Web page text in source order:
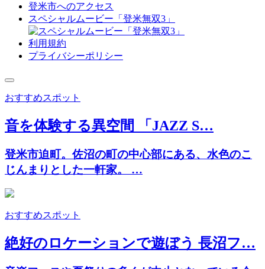
登米市へのアクセス
スペシャルムービー「登米無双3」
利用規約
プライバシーポリシー
おすすめスポット
音を体験する異空間 「JAZZ S…
登米市迫町。佐沼の町の中心部にある、水色のこ
じんまりとした一軒家。 …
おすすめスポット
絶好のロケーションで遊ぼう 長沼フ…